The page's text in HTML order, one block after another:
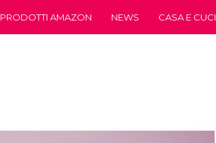
PRODOTTI AMAZON NEWS CASA E